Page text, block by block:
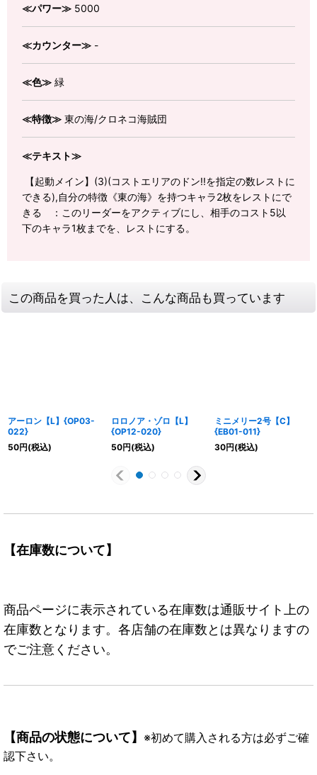
≪パワー≫ 5000
≪カウンター≫ -
≪色≫ 緑
≪特徴≫ 東の海/クロネコ海賊団
≪テキスト≫
【起動メイン】(3)(コストエリアのドン!!を指定の数レストに
できる),自分の特徴《東の海》を持つキャラ2枚をレストにで
きる ：このリーダーをアクティブにし、相手のコスト5以
下のキャラ1枚までを、レストにする。
この商品を買った人は、こんな商品も買っています
アーロン【L】{OP03-
022}
50円(税込)
ロロノア・ゾロ【L】
{OP12-020}
50円(税込)
ミニメリー2号【C】
{EB01-011}
30円(税込)
【在庫数について】
商品ページに表示されている在庫数は通販サイト上の
在庫数となります。各店舗の在庫数とは異なりますの
でご注意ください。
【商品の状態について】 ※初めて購入される方は必ずご確
認下さい。